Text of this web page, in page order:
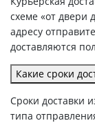
схеме «от двери
адресу
доставляются
Какие сроки
Сроки доставки
типа